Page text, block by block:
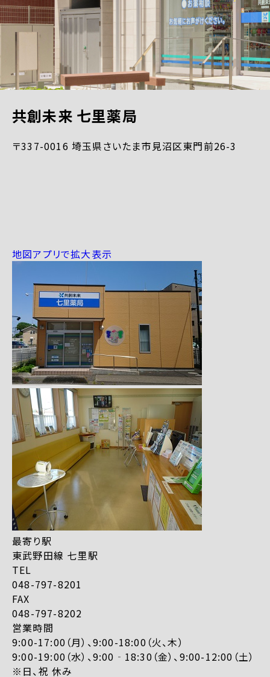
共創未来 七里薬局
〒337-0016 埼玉県さいたま市見沼区東門前26-3
地図アプリで拡大表示
最寄り駅
東武野田線 七里駅
TEL
048-797-8201
FAX
048-797-8202
営業時間
9:00-17:00（月）、9:00-18:00（火、木）
9:00-19:00（水）、9:00‐18:30（金）、9:00-12:00（土）
※日、祝 休み